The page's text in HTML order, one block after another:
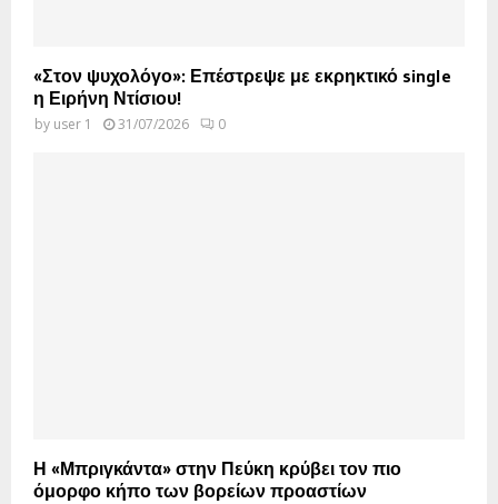
«Στον ψυχολόγο»: Επέστρεψε με εκρηκτικό single
η Ειρήνη Ντίσιου!
by user 1 31/07/2026 0
Η «Μπριγκάντα» στην Πεύκη κρύβει τον πιο
όμορφο κήπο των βορείων προαστίων